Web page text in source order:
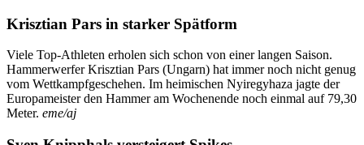
Krisztian Pars in starker Spätform
Viele Top-Athleten erholen sich schon von einer langen Saison.
Hammerwerfer Krisztian Pars (Ungarn) hat immer noch nicht genug
vom Wettkampfgeschehen. Im heimischen Nyiregyhaza jagte der
Europameister den Hammer am Wochenende noch einmal auf 79,30
Meter. eme/aj